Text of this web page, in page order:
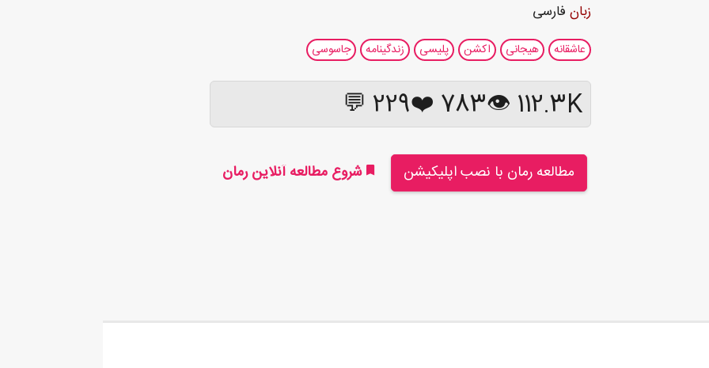
زبان فارسی
عاشقانه هیجانی اکشن پلیسی زندگینامه جاسوسی
112.3K 👁
783
❤️
229 💬
مطالعه رمان با نصب اپلیکیشن شروع مطالعه آنلاین رمان